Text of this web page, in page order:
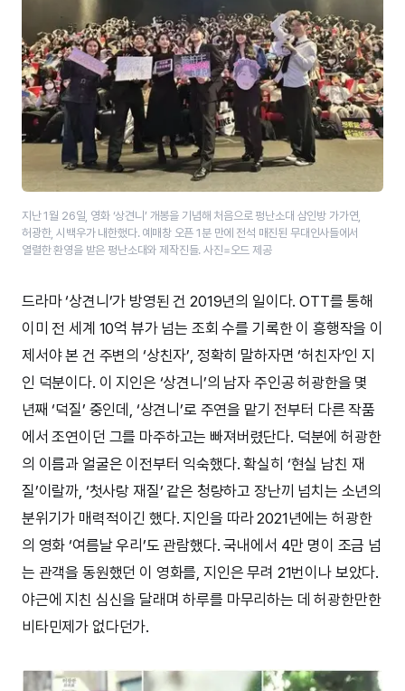
지난 1월 26일, 영화 ‘상견니’ 개봉을 기념해 처음으로 펑난소대 삼인방 가가연,
허광한, 시백우가 내한했다. 예매창 오픈 1분 만에 전석 매진된 무대인사들에서
열렬한 환영을 받은 펑난소대와 제작진들. 사진=오드 제공
드라마 ‘상견니’가 방영된 건 2019년의 일이다. OTT를 통해
이미 전 세계 10억 뷰가 넘는 조회 수를 기록한 이 흥행작을 이
제서야 본 건 주변의 ‘상친자’, 정확히 말하자면 ‘허친자’인 지
인 덕분이다. 이 지인은 ‘상견니’의 남자 주인공 허광한을 몇
년째 ‘덕질’ 중인데, ‘상견니’로 주연을 맡기 전부터 다른 작품
에서 조연이던 그를 마주하고는 빠져버렸단다. 덕분에 허광한
의 이름과 얼굴은 이전부터 익숙했다. 확실히 ‘현실 남친 재
질’이랄까, ‘첫사랑 재질’ 같은 청량하고 장난끼 넘치는 소년의
분위기가 매력적이긴 했다. 지인을 따라 2021년에는 허광한
의 영화 ‘여름날 우리’도 관람했다. 국내에서 4만 명이 조금 넘
는 관객을 동원했던 이 영화를, 지인은 무려 21번이나 보았다.
야근에 지친 심신을 달래며 하루를 마무리하는 데 허광한만한
비타민제가 없다던가.